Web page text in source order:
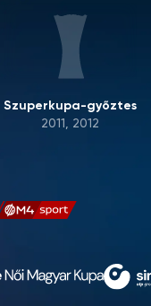
Szuperkupa-győztes
2011, 2012